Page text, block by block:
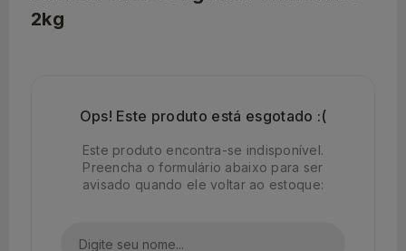
2kg
Ops! Este produto está esgotado :(
Este produto encontra-se indisponível.
Preencha o formulário abaixo para ser
avisado quando ele voltar ao estoque: